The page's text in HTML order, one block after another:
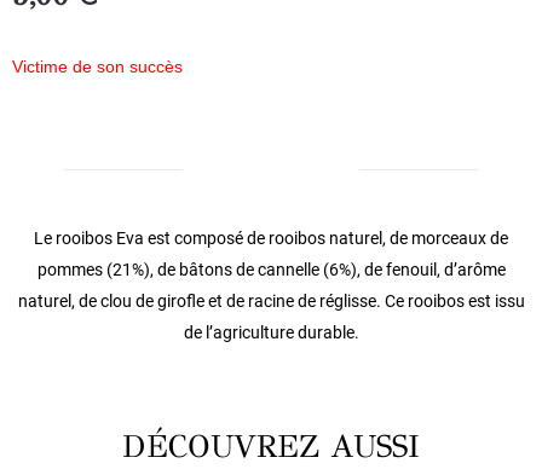
Victime de son succès
Le rooibos Eva est composé de rooibos naturel, de morceaux de
pommes (21%), de bâtons de cannelle (6%), de fenouil, d’arôme
naturel, de clou de girofle et de racine de réglisse. Ce rooibos est issu
de l’agriculture durable.
DÉCOUVREZ AUSSI